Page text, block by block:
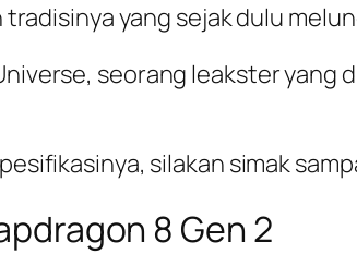
yang sejak dulu
, seorang leakster yang
silakan simak
8 Gen 2